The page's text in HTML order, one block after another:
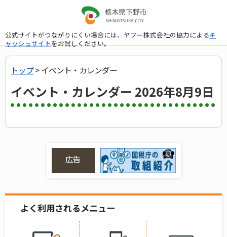
公式サイトがつながりにくい場合には、ヤフー株式会社の協力によるキ
ャッシュサイトをお試しください。
トップ> イベント・カレンダー
イベント・カレンダー 2026年8月9日
広告
よく利用されるメニュー